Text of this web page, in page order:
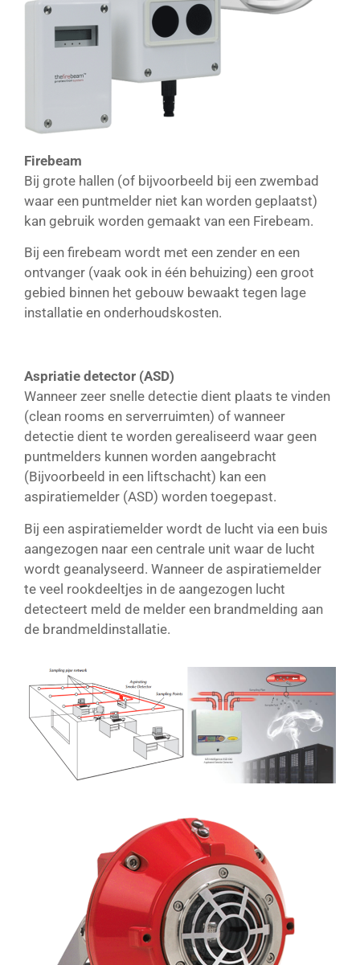
Firebeam
Bij grote hallen (of bijvoorbeeld bij een zwembad
waar een puntmelder niet kan worden geplaatst)
kan gebruik worden gemaakt van een Firebeam.
Bij een firebeam wordt met een zender en een
ontvanger (vaak ook in één behuizing) een groot
gebied binnen het gebouw bewaakt tegen lage
installatie en onderhoudskosten.
Aspriatie detector (ASD)
Wanneer zeer snelle detectie dient plaats te vinden
(clean rooms en serverruimten) of wanneer
detectie dient te worden gerealiseerd waar geen
puntmelders kunnen worden aangebracht
(Bijvoorbeeld in een liftschacht) kan een
aspiratiemelder (ASD) worden toegepast.
Bij een aspiratiemelder wordt de lucht via een buis
aangezogen naar een centrale unit waar de lucht
wordt geanalyseerd. Wanneer de aspiratiemelder
te veel rookdeeltjes in de aangezogen lucht
detecteert meld de melder een brandmelding aan
de brandmeldinstallatie.